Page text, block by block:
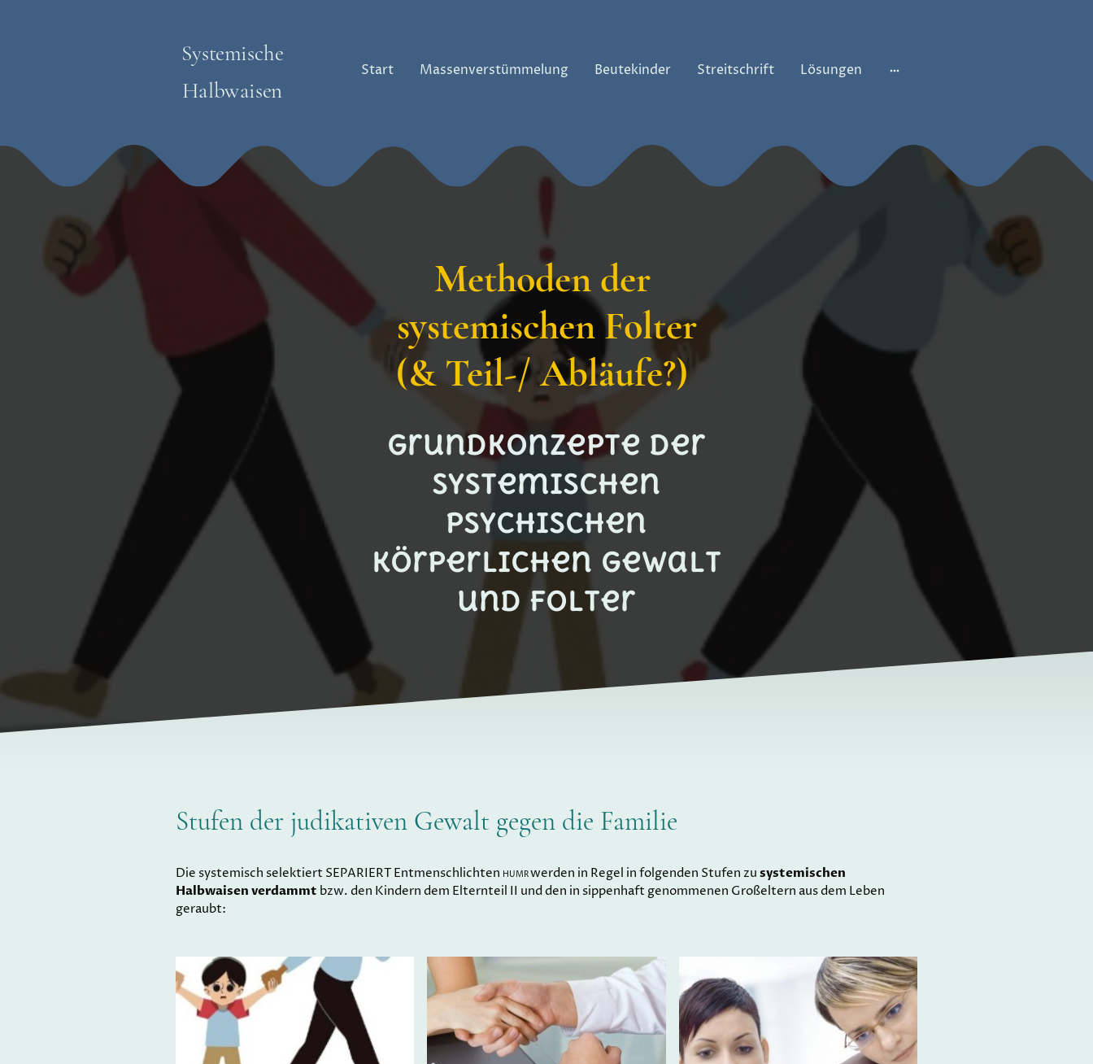
Systemische
Halbwaisen
Start Massenverstümmelung Beutekinder Streitschrift Lösungen
Methoden der
systemischen Folter
(& Teil-/ Abläufe?)
Grundkonzepte der
systemischen
psychischen
körperlichen Gewalt
und Folter
Stufen der judikativen Gewalt gegen die Familie
Die systemisch selektiert SEPARIERT Entmenschlichten HUMRwerden in Regel in folgenden Stufen zu systemischen
Halbwaisen verdammt bzw. den Kindern dem Elternteil II und den in sippenhaft genommenen Großeltern aus dem Leben
geraubt: